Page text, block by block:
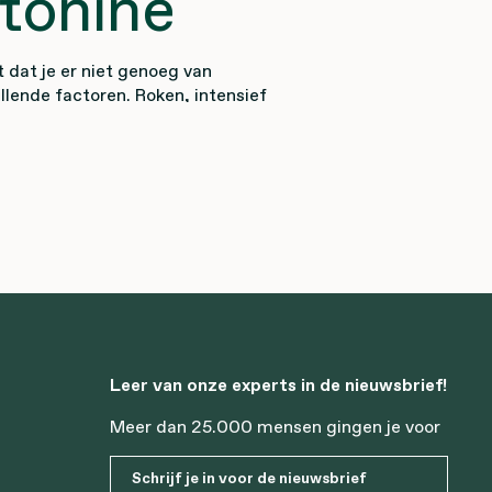
je er niet genoeg van
factoren. Roken, intensief
aan een lage productie van
van beeldschermen kunnen
Leer van onze experts in de nieuwsbrief!
Meer dan 25.000 mensen gingen je voor
Schrijf je in voor de nieuwsbrief